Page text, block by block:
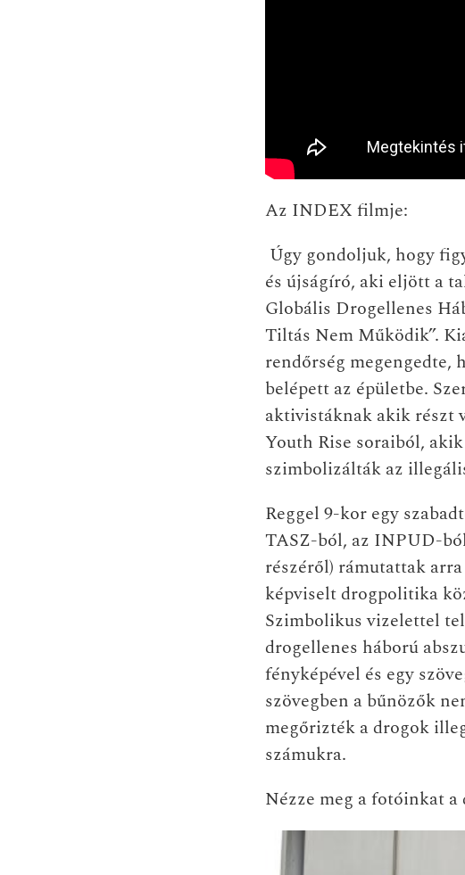
Az INDEX filmje:
Úgy gondoljuk, hogy
és újságíró, aki eljött a
Globális Drogellenes
Tiltás Nem Működik”.
rendőrség
belépett az épületbe.
aktivistáknak akik részt
Youth Rise soraiból,
szimbolizálták az
Reggel 9-kor egy
TASZ-ból, az INPUD-
részéről) rámutattak
képviselt drogpolitika
Szimbolikus vizelettel
drogellenes háború
fényképével és egy
szövegben a bűnözők
megőrizték a drogok
számukra.
Nézze meg a fotóinkat